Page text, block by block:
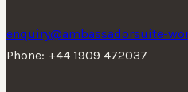
enquiry@ambassadorsuite-
Phone: +44 1909 472037